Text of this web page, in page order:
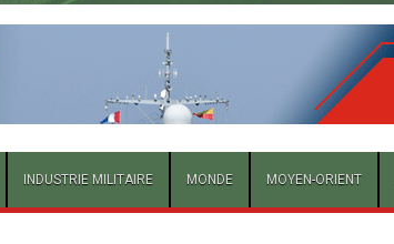
MOYEN-ORIENT
MONDE
INDUSTRIE MILITAIRE